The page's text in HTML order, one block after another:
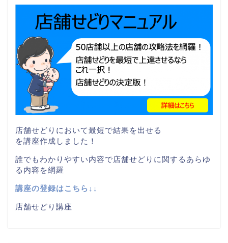
店舗せどりにおいて最短で結果を出せる
を講座作成しました！
誰でもわかりやすい内容で店舗せどりに関するあらゆ
る内容を網羅
講座の登録はこちら↓↓
店舗せどり講座